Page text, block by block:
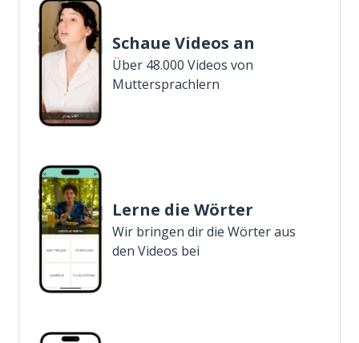
Schaue Videos an
Über 48.000 Videos von
Muttersprachlern
Lerne die Wörter
Wir bringen dir die Wörter aus
den Videos bei